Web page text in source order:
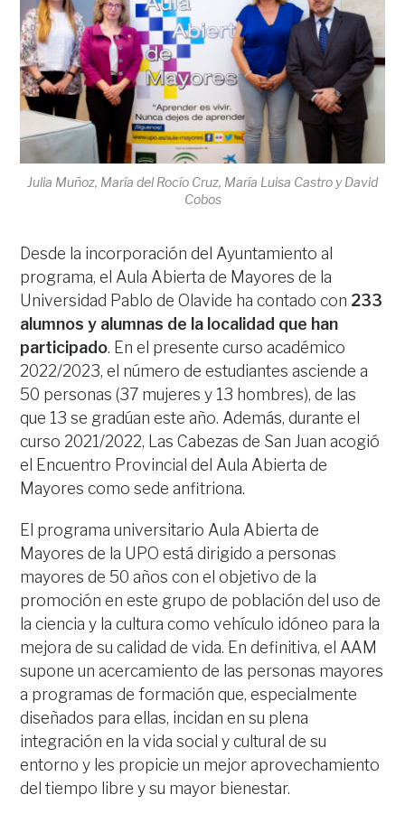
Julia Muñoz, María del Rocío Cruz, María Luisa Castro y David
Cobos
Desde la incorporación del Ayuntamiento al
programa, el Aula Abierta de Mayores de la
Universidad Pablo de Olavide ha contado con 233
alumnos y alumnas de la localidad que han
participado. En el presente curso académico
2022/2023, el número de estudiantes asciende a
50 personas (37 mujeres y 13 hombres), de las
que 13 se gradúan este año. Además, durante el
curso 2021/2022, Las Cabezas de San Juan acogió
el Encuentro Provincial del Aula Abierta de
Mayores como sede anfitriona.
El programa universitario Aula Abierta de
Mayores de la UPO está dirigido a personas
mayores de 50 años con el objetivo de la
promoción en este grupo de población del uso de
la ciencia y la cultura como vehículo idóneo para la
mejora de su calidad de vida. En definitiva, el AAM
supone un acercamiento de las personas mayores
a programas de formación que, especialmente
diseñados para ellas, incidan en su plena
integración en la vida social y cultural de su
entorno y les propicie un mejor aprovechamiento
del tiempo libre y su mayor bienestar.